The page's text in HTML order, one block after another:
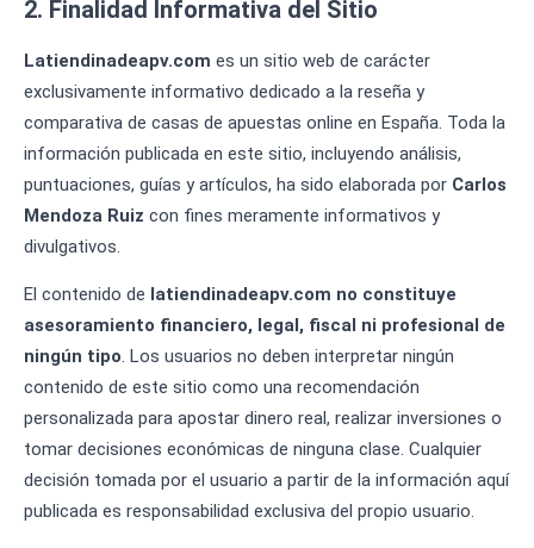
2. Finalidad Informativa del Sitio
Latiendinadeapv.com es un sitio web de carácter
exclusivamente informativo dedicado a la reseña y
comparativa de casas de apuestas online en España. Toda la
información publicada en este sitio, incluyendo análisis,
puntuaciones, guías y artículos, ha sido elaborada por Carlos
Mendoza Ruiz con fines meramente informativos y
divulgativos.
El contenido de latiendinadeapv.com no constituye
asesoramiento financiero, legal, fiscal ni profesional de
ningún tipo. Los usuarios no deben interpretar ningún
contenido de este sitio como una recomendación
personalizada para apostar dinero real, realizar inversiones o
tomar decisiones económicas de ninguna clase. Cualquier
decisión tomada por el usuario a partir de la información aquí
publicada es responsabilidad exclusiva del propio usuario.